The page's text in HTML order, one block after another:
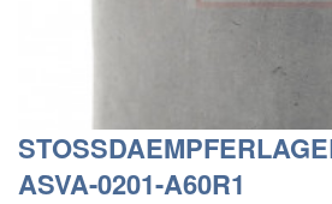
ASVA-0201-A60R1